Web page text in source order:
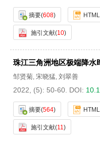
摘要(608)
施引文献(10)
珠江三角洲地区极端降水
邹贤菊, 宋晓猛, 刘翠善
2022, (5): 50-60. DOI:
摘要(564)
施引文献(11)